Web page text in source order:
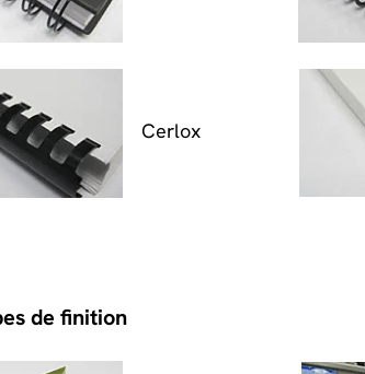
Cerlox
de finition